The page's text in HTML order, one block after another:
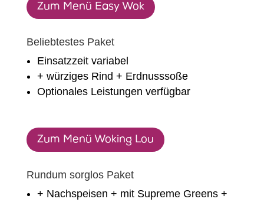
Zum Menü Easy Wok
Beliebtestes Paket
Einsatzzeit variabel
+ würziges Rind + Erdnusssoße
Optionales Leistungen verfügbar
Zum Menü Woking Lou
Rundum sorglos Paket
+ Nachspeisen + mit Supreme Greens +